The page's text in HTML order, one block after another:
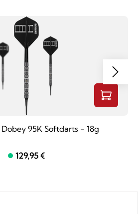
95K Softdarts - 18g
129,95 €